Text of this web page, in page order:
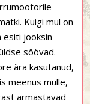
Kuigi mul on
esiti jooksin
söövad.
ära kasutanud,
meenus mulle,
armastavad